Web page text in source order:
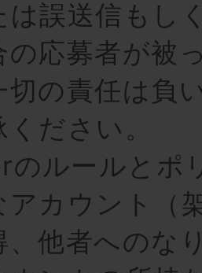
は誤送信もし
の応募者が被
切の責任は負
ださい。
ルールとポ
アカウント（
、他者へのな